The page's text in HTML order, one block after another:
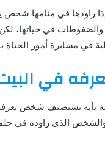
إذا راودها في منامها
في حياتها، لكن
في مسايرة أمور
في
بأنه يستضيف شخص يعرفه
الذي راوده في